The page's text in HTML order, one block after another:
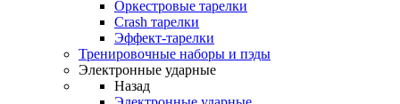
Оркестровые тарелки
Сrash тарелки
Эффект-тарелки
Тренировочные наборы и пэды
Электронные ударные
Назад